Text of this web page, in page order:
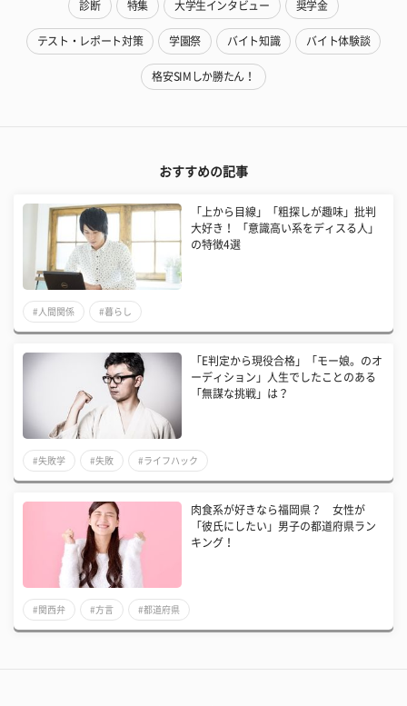
診断 特集 大学生インタビュー 奨学金
テスト・レポート対策 学園祭 バイト知識 バイト体験談
格安SIMしか勝たん！
おすすめの記事
「上から目線」「粗探しが趣味」批判
大好き！ 「意識高い系をディスる人」
の特徴4選
#人間関係 #暮らし
「E判定から現役合格」「モー娘。のオ
ーディション」人生でしたことのある
「無謀な挑戦」は？
#失敗学 #失敗 #ライフハック
肉食系が好きなら福岡県？ 女性が
「彼氏にしたい」男子の都道府県ラン
キング！
#関西弁 #方言 #都道府県